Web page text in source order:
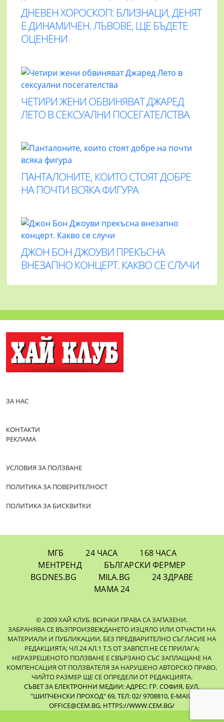
ДНЕВЕН ХОРОСКОП: БЛИЗНАЦИ, ДЕНЯТ
Е ДИНАМИЧЕН. ЛЪВОВЕ, ЩЕ БЪДЕТЕ
ОЦЕНЕНИ
ЧЕТИРИ ЖЕНИ ОБВИНЯВАТ ДЖАРЕД
ЛЕТО В СЕКСУАЛНИ ПОСЕГАТЕЛСТВА
ПАНТАЛОНИТЕ, КОИТО СТОЯТ ДОБРЕ
НА ПОЧТИ ВСЯКА ФИГУРА
ДЖОН БОН ДЖОУВИ ПРЕКЪСНА
ВНЕЗАПНО КОНЦЕРТ. КАКВО СЕ СЛУЧИ
ЗА НАС
КОНТАКТИ
РЕКЛАМА
УСЛОВИЯ ЗА ПОЛЗВАНЕ
ПОЛИТИКА ЗА ПОВЕРИТЕЛНОСТ
ПОЛИТИКА ЗА БИСКВИТКИ
МГБ 24 ЧАСА
168 ЧАСА
МЕНТРЕНД
БЪЛГАРСКИ ФЕРМЕР
BGDNES.BG
MILA.BG
24 ЗДРАВЕ
МАМА 24
© 2009 ХАЙ КЛУБ. ВСИЧКИ ПРАВА СА ЗАПАЗЕНИ.
ЗАБРАНЯВА СЕ ВЪЗПРОИЗВЕЖДАНЕТО ИЗЦЯЛО ИЛИ ОТЧАСТИ НА
МАТЕРИАЛИ И ПУБЛИКАЦИИ, БЕЗ ПРЕДВАРИТЕЛНО СЪГЛАСИЕ НА
РЕДАКЦИЯТА; ЧЛ.24 АЛ.1 Т.5 ОТ ЗАВПСП НЕ СЕ ПРИЛАГА;
НЕРАЗРЕШЕНОТО ПОЛЗВАНЕ Е СВЪРЗАНО СЪС ЗАПЛАЩАНЕ НА
КОМПЕНСАЦИЯ ОТ ПОЛЗВАТЕЛЯ ЗА НАРУШЕНО АВТОРСКО ПРАВО,
ЧИЙТО РАЗМЕР ЩЕ СЕ ОПРЕДЕЛИ ОТ РЕДАКЦИЯТА.
СЪВЕТ ЗА ЕЛЕКТРОННИ МЕДИИ: АДРЕС: ГР. СОФИЯ, БУЛ.
"ШИПЧЕНСКИ ПРОХОД" 69, ТЕЛ: 02/ 9708810, E-MAIL:
OFFICE@CEM.BG, HTTPS://WWW.CEM.BG/